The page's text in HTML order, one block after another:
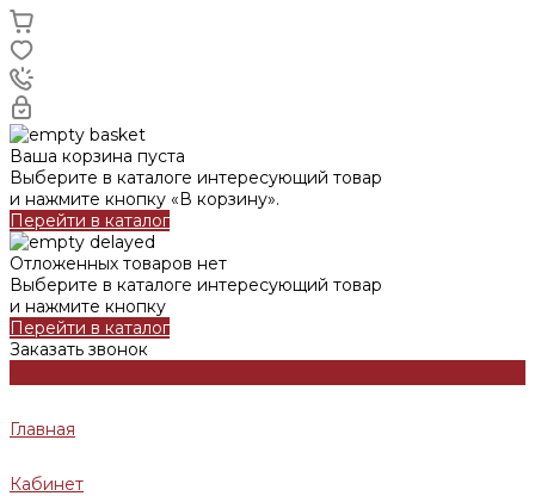
Ваша корзина пуста
Выберите в каталоге интересующий товар
и нажмите кнопку «В корзину».
Перейти в каталог
Отложенных товаров нет
Выберите в каталоге интересующий товар
и нажмите кнопку
Перейти в каталог
Заказать звонок
Главная
Кабинет